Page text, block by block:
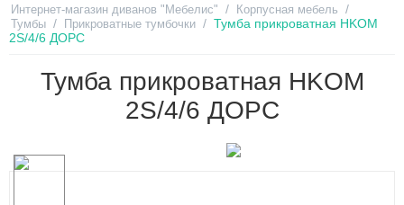
Интернет-магазин диванов "Мебелис" / Корпусная мебель /
Тумбы / Прикроватные тумбочки / Тумба прикроватная HKOM
2S/4/6 ДОРС
Тумба прикроватная HKOM
2S/4/6 ДОРС